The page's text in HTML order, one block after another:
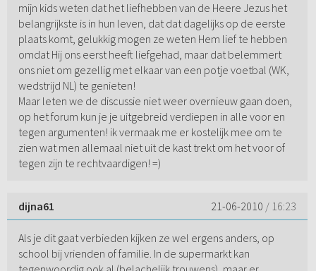
mijn kids weten dat het liefhebben van de Heere Jezus het
belangrijkste is in hun leven, dat dat dagelijks op de eerste
plaats komt, gelukkig mogen ze weten Hem lief te hebben
omdat Hij ons eerst heeft liefgehad, maar dat belemmert
ons niet om gezellig met elkaar van een potje voetbal (WK,
wedstrijd NL) te genieten!
Maar leten we de discussie niet weer overnieuw gaan doen,
op het forum kun je je uitgebreid verdiepen in alle voor en
tegen argumenten! ik vermaak me er kostelijk mee om te
zien wat men allemaal niet uit de kast trekt om het voor of
tegen zijn te rechtvaardigen! =)
dijna61 21-06-2010 / 16:23
Als je dit gaat verbieden kijken ze wel ergens anders, op
school bij vrienden of familie. In de supermarkt kan